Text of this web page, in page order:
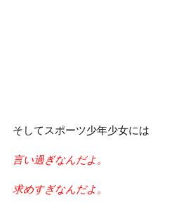
そしてスポーツ少年少女には
言い過ぎなんだよ。
求めすぎなんだよ。